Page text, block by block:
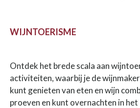
WIJNTOERISME
Ontdek het brede scala aan
activiteiten, waarbij je de
kunt genieten van eten en wijn
proeven en kunt overnachten in